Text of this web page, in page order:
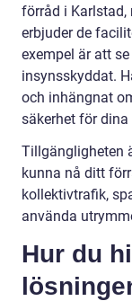
förråd i Karlstad,
erbjuder de
exempel är att
insynsskyddat.
och inhängnat
säkerhet för
Tillgängligheten
kunna nå ditt
kollektivtrafik,
använda
Hur du